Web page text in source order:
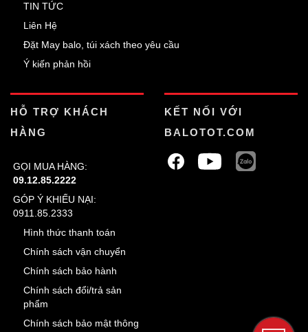
TIN TỨC
Liên Hệ
Đặt May balo, túi xách theo yêu cầu
Ý kiến phản hồi
HỖ TRỢ KHÁCH
HÀNG
GỌI MUA HÀNG:
09.12.85.2222
GÓP Ý KHIẾU NẠI:
0911.85.2333
Hình thức thanh toán
Chính sách vận chuyển
Chính sách bảo hành
Chính sách đổi/trả sản
phẩm
Chính sách bảo mật thông
KẾT NỐI VỚI
BALOTOT.COM